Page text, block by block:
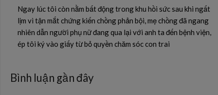
Ngay lúc tôi còn nằm bất động trong khu hồi sức sau khi ngất
lịm vì tận mắt chứng kiến chồng phản bội, mẹ chồng đã ngang
nhiên dẫn người phụ nữ đang qua lại với anh ta đến bệnh viện,
ép tôi ký vào giấy từ bỏ quyền chăm sóc con trai
Bình luận gần đây